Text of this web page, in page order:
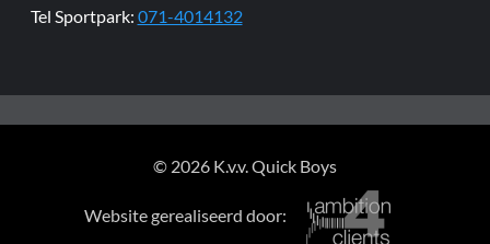
Tel Sportpark: 071-4014132
© 2026 K.v.v. Quick Boys
Website gerealiseerd door: